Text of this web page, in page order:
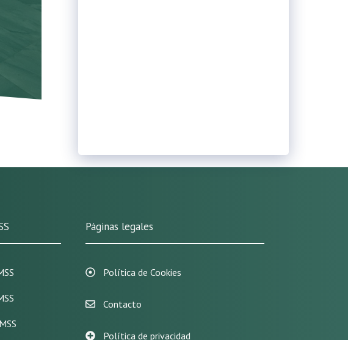
Páginas legales
Política de Cookies
Contacto
Política de privacidad